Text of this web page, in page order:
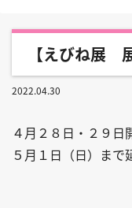
【えびね展
2022.04.30
４月２８日・２９日
５月１日（日）ま